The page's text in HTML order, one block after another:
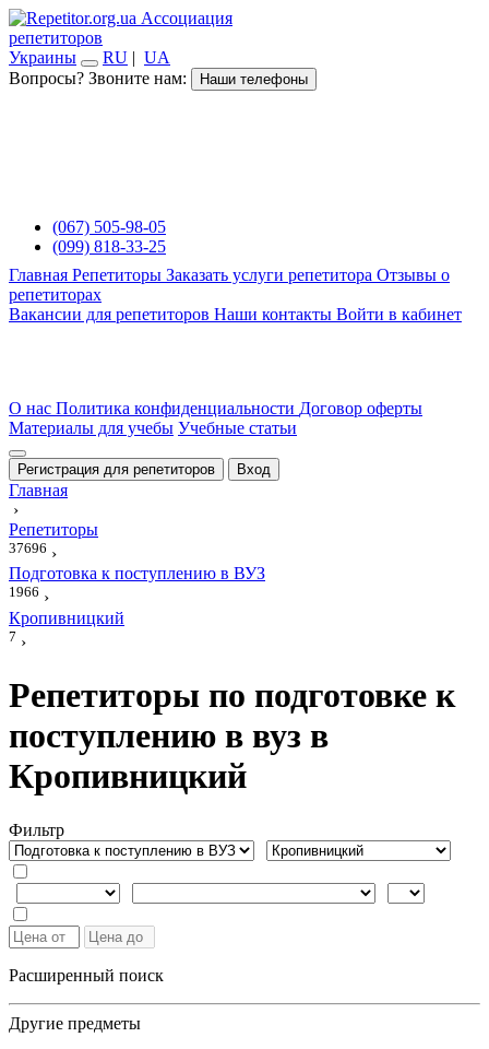
Ассоциация
репетиторов
Украины
RU | UA
Вопросы? Звоните нам:
Наши телефоны
(067) 505-98-05
(099) 818-33-25
Главная Репетиторы Заказать услуги репетитора Отзывы о
репетиторах
Вакансии для репетиторов Наши контакты Войти в кабинет
О нас Политика конфиденциальности Договор оферты
Материалы для учебы Учебные статьи
Регистрация для репетиторов Вход
Главная
›
Репетиторы
37696 ›
Подготовка к поступлению в ВУЗ
1966 ›
Кропивницкий
7 ›
Репетиторы по подготовке к
поступлению в вуз в
Кропивницкий
Фильтр
Расширенный поиск
Другие предметы